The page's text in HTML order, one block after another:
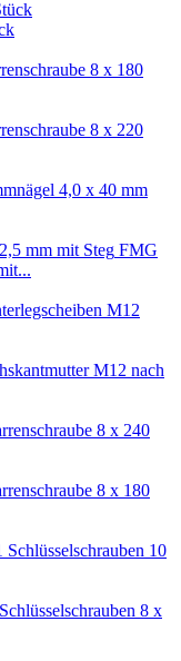
8 x 180
8 x 220
4,0 x 40 mm
FMG
M12
M12 nach
8 x 240
8 x 180
Schlüsselschrauben 10
Schlüsselschrauben 8 x